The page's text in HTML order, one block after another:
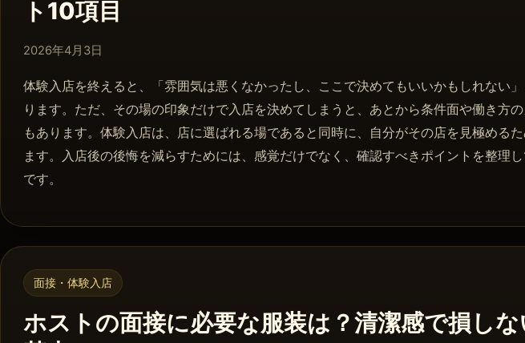
ト10項目
2026年4月3日
体験入店を終えると、「雰囲気は悪くなかったし、ここで決めてもいいかもしれない
ります。ただ、その場の印象だけで入店を決めてしまうと、あとから条件面や働き方
もあります。体験入店は、店に選ばれる場であると同時に、自分がその店を見極める
ます。入店後の後悔を減らすためには、感覚だけでなく、確認すべきポイントを整理
です。
面接・体験入店
ホストの面接に必要な服装は？清潔感で損し